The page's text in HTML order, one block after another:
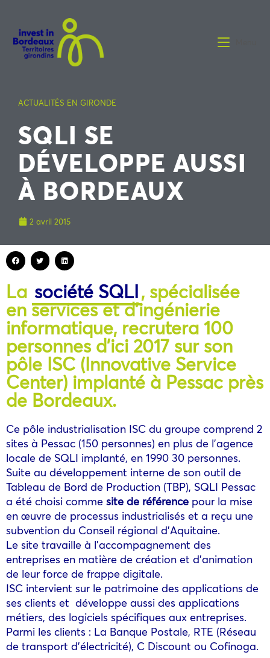
ACTUALITÉS EN GIRONDE
SQLI SE
DÉVELOPPE AUSSI
À BORDEAUX
2 avril 2015
La société SQLI, spécialisée
en services et d’ingénierie
informatique, recrutera 100
personnes d’ici 2017 sur son
pôle ISC (Innovative Service
Center) implanté à Pessac près
de Bordeaux.
Ce pôle industrialisation ISC du groupe comprend 2
sites à Pessac (150 personnes) en plus de l’agence
locale de SQLI implanté, en 1990 30 personnes.
Suite au développement interne de son outil de
Tableau de Bord de Production (TBP), SQLI Pessac
a été choisi comme site de référence pour la mise
en œuvre de processus industrialisés et a reçu une
subvention du Conseil régional d’Aquitaine.
Le site travaille à l’accompagnement des
entreprises en matière de création et d’animation
de leur force de frappe digitale.
ISC intervient sur le patrimoine des applications de
ses clients et développe aussi des applications
métiers, des logiciels spécifiques aux entreprises.
Parmi les clients : La Banque Postale, RTE (Réseau
de transport d’électricité), C Discount ou Cofinoga.